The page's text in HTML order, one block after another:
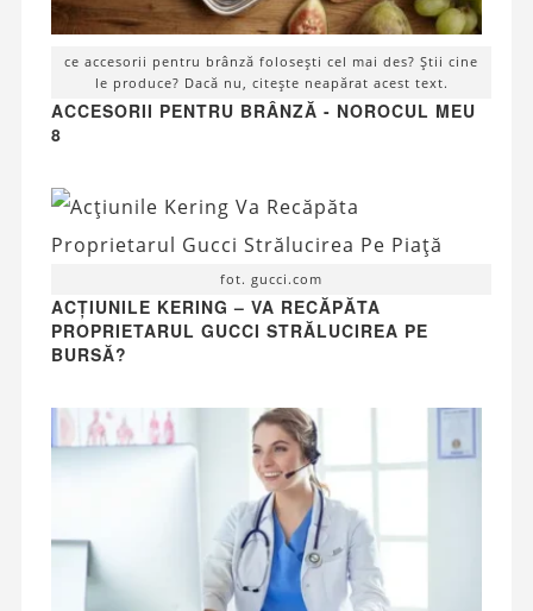
ce accesorii pentru brânză folosești cel mai des? Știi cine
le produce? Dacă nu, citește neapărat acest text.
ACCESORII PENTRU BRÂNZĂ - NOROCUL MEU
8
fot. gucci.com
ACȚIUNILE KERING – VA RECĂPĂTA
PROPRIETARUL GUCCI STRĂLUCIREA PE
BURSĂ?